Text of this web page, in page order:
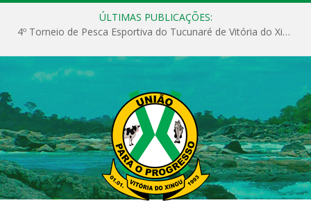
ÚLTIMAS PUBLICAÇÕES:
4º Torneio de Pesca Esportiva do Tucunaré de Vitória do Xingu